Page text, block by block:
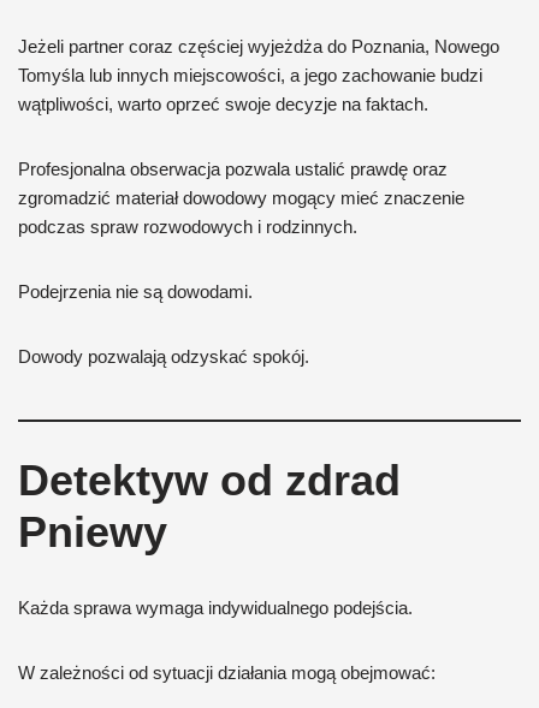
Jeżeli partner coraz częściej wyjeżdża do Poznania, Nowego
Tomyśla lub innych miejscowości, a jego zachowanie budzi
wątpliwości, warto oprzeć swoje decyzje na faktach.
Profesjonalna obserwacja pozwala ustalić prawdę oraz
zgromadzić materiał dowodowy mogący mieć znaczenie
podczas spraw rozwodowych i rodzinnych.
Podejrzenia nie są dowodami.
Dowody pozwalają odzyskać spokój.
Detektyw od zdrad
Pniewy
Każda sprawa wymaga indywidualnego podejścia.
W zależności od sytuacji działania mogą obejmować: